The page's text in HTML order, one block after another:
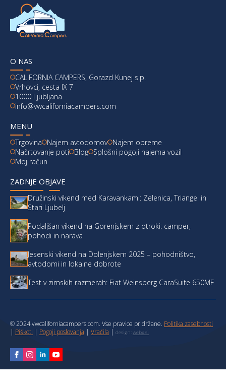
O NAS
CALIFORNIA CAMPERS, Gorazd Kunej s.p.
Vrhovci, cesta IX 7
1000 Ljubljana
info@vwcaliforniacampers.com
MENU
Trgovina Najem avtodomov Najem opreme
Načrtovanje poti
Blog Splošni pogoji najema vozil
Moj račun
ZADNJE OBJAVE
Družinski vikend med Karavankami: Zelenica, Triangel in
Stari Ljubelj
Podaljšan vikend na Gorenjskem z otroki: camper,
pohodi in narava
Jesenski vikend na Dolenjskem 2025 – pohodništvo,
avtodomi in lokalne dobrote
Test v zimskih razmerah: Fiat Weinsberg CaraSuite 650MF
© 2024 vwcaliforniacampers.com. Vse pravice pridržane. Politika zasebnosti
| Piškoti | Pogoji poslovanja | Vračila | design:webx.si